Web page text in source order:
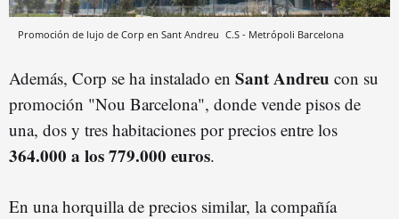
Promoción de lujo de Corp en Sant Andreu C.S - Metrópoli Barcelona
Además, Corp se ha instalado en Sant Andreu con su
promoción "Nou Barcelona", donde vende pisos de
una, dos y tres habitaciones por precios entre los
364.000 a los 779.000 euros.
En una horquilla de precios similar, la compañía